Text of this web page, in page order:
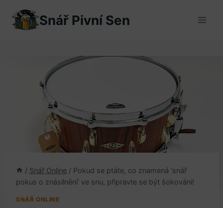
obsah
Snář Pivní Sen
/ Snář Online / Pokud se ptáte, co znamená ‘snář
pokus o znásilnění’ ve snu, připravte se být šokováni!
SNÁŘ ONLINE